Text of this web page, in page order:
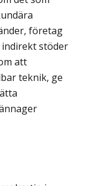
företag
stöder
att
teknik, ge